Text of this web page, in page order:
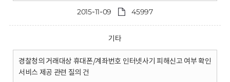
2015-11-09 45997
기타
경찰청의 거래대상 휴대폰/계좌번호 인터넷사기 피해신고 여부 확인
서비스 제공 관련 질의 건